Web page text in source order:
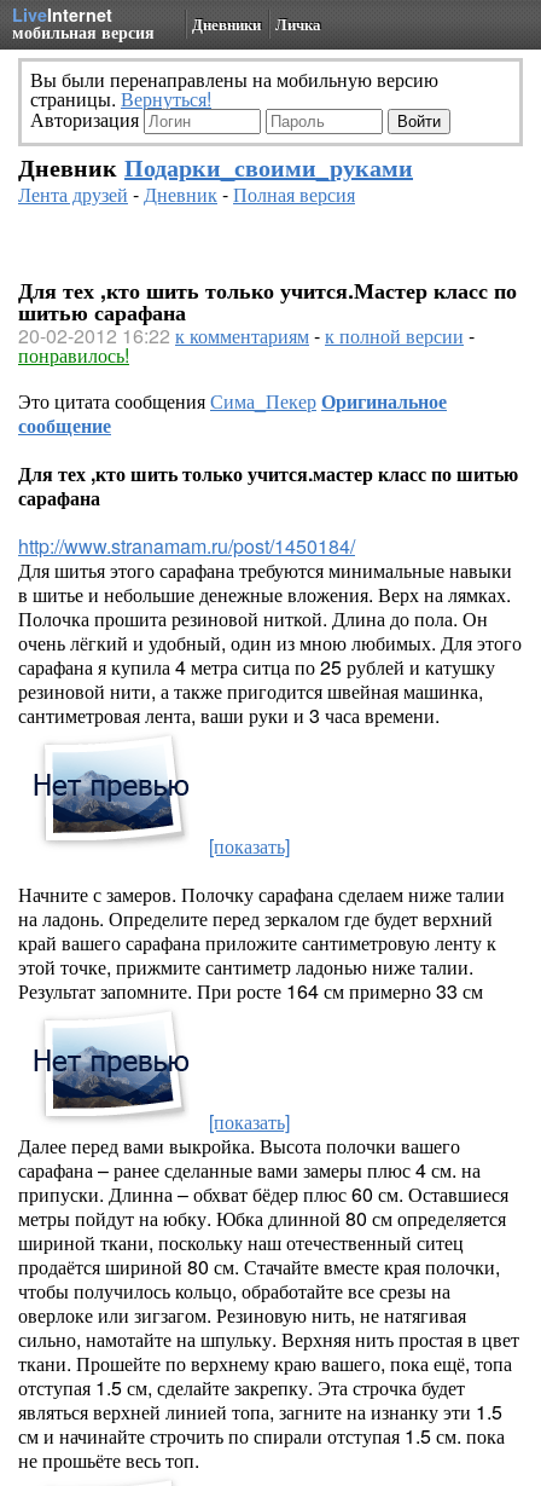
LiveInternet
мобильная версия Дневники Личка
Вы были перенаправлены на мобильную версию
страницы. Вернуться!
Авторизация
Дневник Подарки_своими_руками
Лента друзей -Дневник-Полная версия
Для тех ,кто шить только учится.Мастер класс по
шитью сарафана
20-02-2012 16:22 к комментариям-к полной версии -
понравилось!
Это цитата сообщенияСима_ПекерОригинальное
сообщение
Для тех ,кто шить только учится.мастер класс по шитью
сарафана
http://www.stranamam.ru/post/1450184/
Для шитья этого сарафана требуются минимальные навыки
в шитье и небольшие денежные вложения. Верх на лямках.
Полочка прошита резиновой ниткой. Длина до пола. Он
очень лёгкий и удобный, один из мною любимых. Для этого
сарафана я купила 4 метра ситца по 25 рублей и катушку
резиновой нити, а также пригодится швейная машинка,
сантиметровая лента, ваши руки и 3 часа времени.
[показать]
Начните с замеров. Полочку сарафана сделаем ниже талии
на ладонь. Определите перед зеркалом где будет верхний
край вашего сарафана приложите сантиметровую ленту к
этой точке, прижмите сантиметр ладонью ниже талии.
Результат запомните. При росте 164 см примерно 33 см
[показать]
Далее перед вами выкройка. Высота полочки вашего
сарафана – ранее сделанные вами замеры плюс 4 см. на
припуски. Длинна – обхват бёдер плюс 60 см. Оставшиеся
метры пойдут на юбку. Юбка длинной 80 см определяется
шириной ткани, поскольку наш отечественный ситец
продаётся шириной 80 см. Стачайте вместе края полочки,
чтобы получилось кольцо, обработайте все срезы на
оверлоке или зигзагом. Резиновую нить, не натягивая
сильно, намотайте на шпульку. Верхняя нить простая в цвет
ткани. Прошейте по верхнему краю вашего, пока ещё, топа
отступая 1.5 см, сделайте закрепку. Эта строчка будет
являться верхней линией топа, загните на изнанку эти 1.5
см и начинайте строчить по спирали отступая 1.5 см. пока
не прошьёте весь топ.